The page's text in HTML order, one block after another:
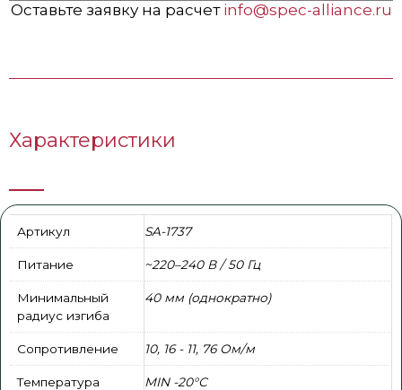
Оставьте заявку на расчет info@spec-alliance.ru
Характеристики
Артикул SA-1737
Питание ~220–240 В / 50 Гц
Минимальный
радиус изгиба
40 мм (однократно)
Сопротивление 10, 16 - 11, 76 Ом/м
Температура
MIN -20°С